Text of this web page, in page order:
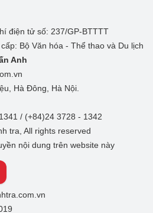
điện tử số: 237/GP-BTTTT
Bộ Văn hóa - Thể thao và Du lịch
Anh
Hà Đông, Hà Nội.
/ (+84)24 3728 - 1342
tra, All rights reserved
nội dung trên website này